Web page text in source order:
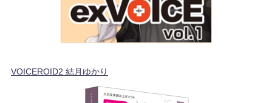
VOICEROID2 結月ゆかり